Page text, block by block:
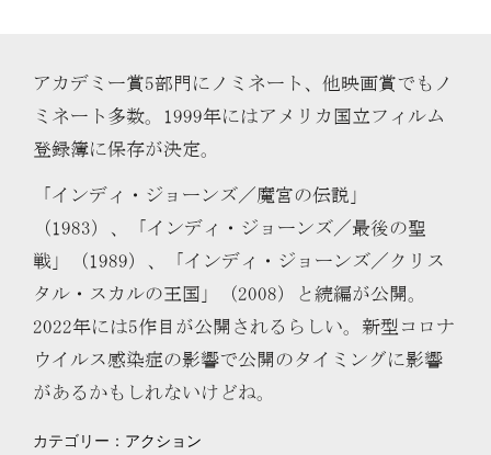
アカデミー賞5部門にノミネート、他映画賞でもノ
ミネート多数。1999年にはアメリカ国立フィルム
登録簿に保存が決定。
「インディ・ジョーンズ／魔宮の伝説」
（1983）、「インディ・ジョーンズ／最後の聖
戦」（1989）、「インディ・ジョーンズ／クリス
タル・スカルの王国」（2008）と続編が公開。
2022年には5作目が公開されるらしい。新型コロナ
ウイルス感染症の影響で公開のタイミングに影響
があるかもしれないけどね。
カテゴリー： アクション